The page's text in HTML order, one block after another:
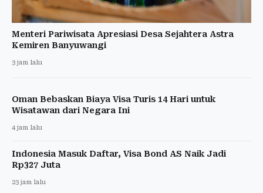
Menteri Pariwisata Apresiasi Desa Sejahtera Astra
Kemiren Banyuwangi
3 jam lalu
Oman Bebaskan Biaya Visa Turis 14 Hari untuk
Wisatawan dari Negara Ini
4 jam lalu
Indonesia Masuk Daftar, Visa Bond AS Naik Jadi
Rp327 Juta
23 jam lalu